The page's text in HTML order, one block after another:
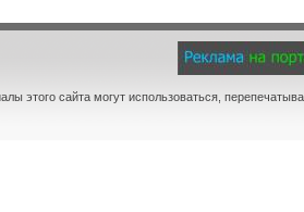
этого сайта могут использоваться,